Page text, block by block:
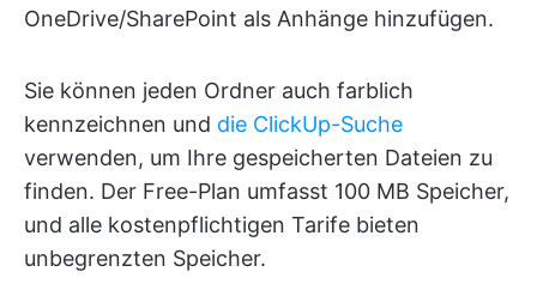
OneDrive/SharePoint als Anhänge hinzufügen.
Sie können jeden Ordner auch farblich
kennzeichnen und die ClickUp-Suche
verwenden, um Ihre gespeicherten Dateien zu
finden. Der Free-Plan umfasst 100 MB Speicher,
und alle kostenpflichtigen Tarife bieten
unbegrenzten Speicher.